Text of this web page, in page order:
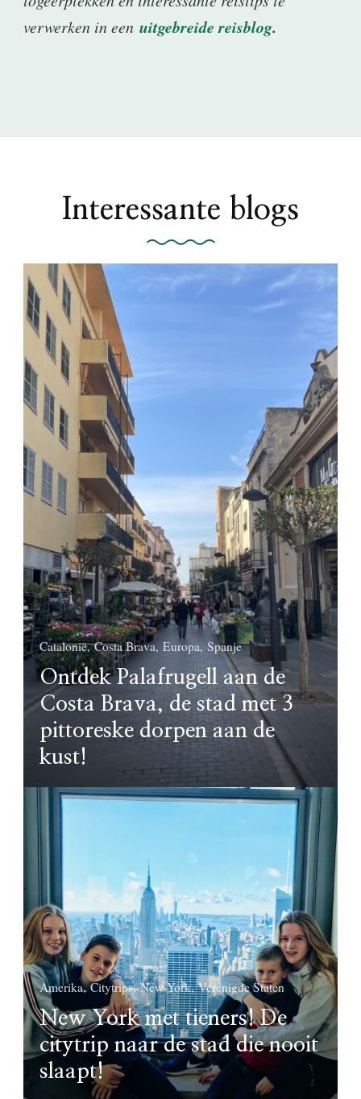
verwerken in een uitgebreide reisblog.
Interessante blogs
Catalonië Costa Brava Europa Spanje
Ontdek Palafrugell aan de
Costa Brava, de stad met 3
pittoreske dorpen aan de
kust!
Amerika Citytrips New York Verenigde Staten
New York met tieners! De
citytrip naar de stad die nooit
slaapt!